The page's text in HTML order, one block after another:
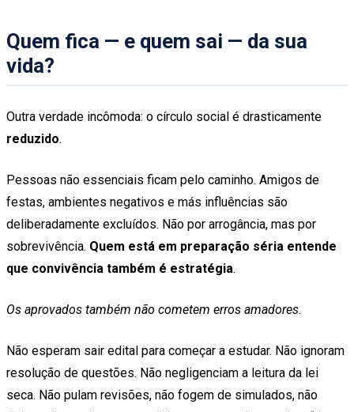
Quem fica — e quem sai — da sua
vida?
Outra verdade incômoda: o círculo social é drasticamente
reduzido.
Pessoas não essenciais ficam pelo caminho. Amigos de
festas, ambientes negativos e más influências são
deliberadamente excluídos. Não por arrogância, mas por
sobrevivência. Quem está em preparação séria entende
que convivência também é estratégia.
Os aprovados também não cometem erros amadores.
Não esperam sair edital para começar a estudar. Não ignoram
resolução de questões. Não negligenciam a leitura da lei
seca. Não pulam revisões, não fogem de simulados, não